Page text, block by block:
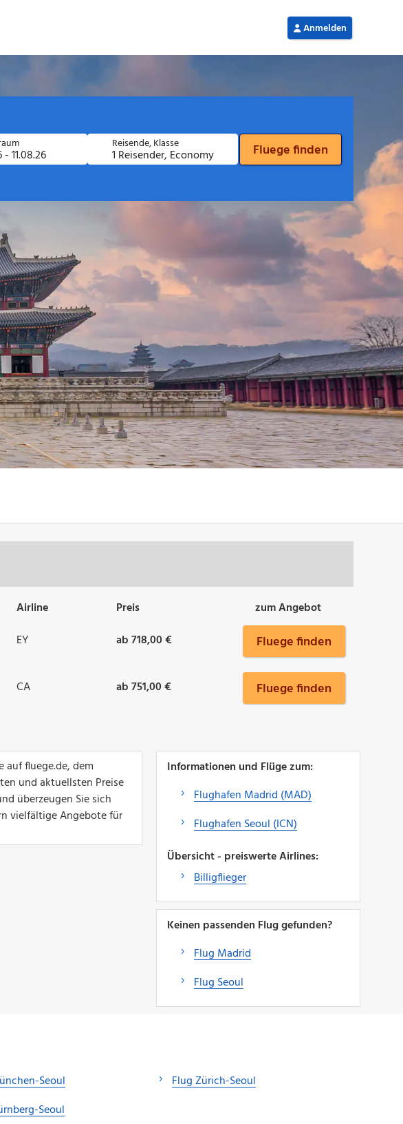
Airline Preis
zum Angebot
EY ab 718,00 € Fluege finden
CA ab 751,00 € Fluege finden
auf fluege.de, dem
und aktuellsten Preise
überzeugen Sie sich
vielfältige Angebote für
Informationen und Flüge zum:
Flughafen Madrid (MAD)
Flughafen Seoul (ICN)
Übersicht - preiswerte Airlines:
Billigflieger
Keinen passenden Flug gefunden?
Flug Madrid
Flug Seoul
Seoul
Seoul
Flug Zürich-Seoul